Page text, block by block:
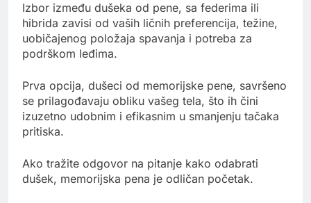
Izbor između dušeka od pene, sa federima ili
hibrida zavisi od vaših ličnih preferencija, težine,
uobičajenog položaja spavanja i potreba za
podrškom leđima.
Prva opcija, dušeci od memorijske pene, savršeno
se prilagođavaju obliku vašeg tela, što ih čini
izuzetno udobnim i efikasnim u smanjenju tačaka
pritiska.
Ako tražite odgovor na pitanje kako odabrati
dušek, memorijska pena je odličan početak.